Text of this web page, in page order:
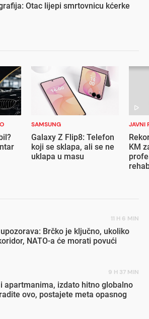
Otac lijepi smrtovnicu kćerke
SAMSUNG
Galaxy Z Flip8: Telefon
koji se sklapa, ali se ne
uklapa u masu
JAVNI
KM
11 H 6 MIN
Brčko je ključno, ukoliko
NATO-a će morati povući
9 H 37 MIN
apartmanima, izdato hitno globalno
ovo, postajete meta opasnog